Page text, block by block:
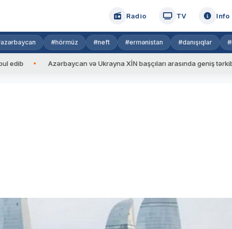
Radio TV Info
#hörmüz #neft #ermənistan #danışıqlar
Azərbaycan və Ukrayna XİN başçıları arasında geniş tərkibdə